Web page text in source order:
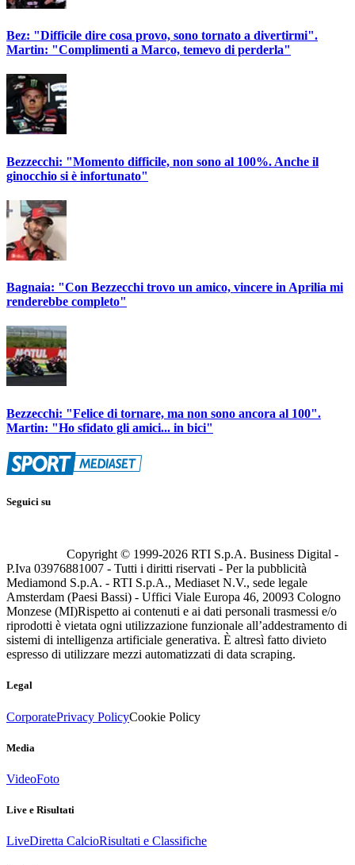
Bez: "Difficile dire cosa provo, sono tornato a divertirmi".
Martin: "Complimenti a Marco, temevo di perderla"
Bezzecchi: "Momento difficile, non sono al 100%. Anche il
ginocchio si è infortunato"
Bagnaia: "Con Bezzecchi trovo un amico, vincere in Aprilia mi
renderebbe completo"
Bezzecchi: "Felice di tornare, ma non sono ancora al 100".
Martin: "Ho sfidato gli amici... in bici"
Seguici su
Copyright © 1999-2026 RTI S.p.A. Business Digital -
P.Iva 03976881007 - Tutti i diritti riservati - Per la pubblicità
Mediamond S.p.A. - RTI S.p.A., Mediaset N.V., sede legale
Amsterdam (Paesi Bassi) - Uffici Viale Europa 46, 20093 Cologno
Monzese (MI)Rispetto ai contenuti e ai dati personali trasmessi e/o
riprodotti è vietata ogni utilizzazione funzionale all’addestramento di
sistemi di intelligenza artificiale generativa. È altresì fatto divieto
espresso di utilizzare mezzi automatizzati di data scraping.
Legal
CorporatePrivacy PolicyCookie Policy
Media
VideoFoto
Live e Risultati
LiveDiretta CalcioRisultati e Classifiche